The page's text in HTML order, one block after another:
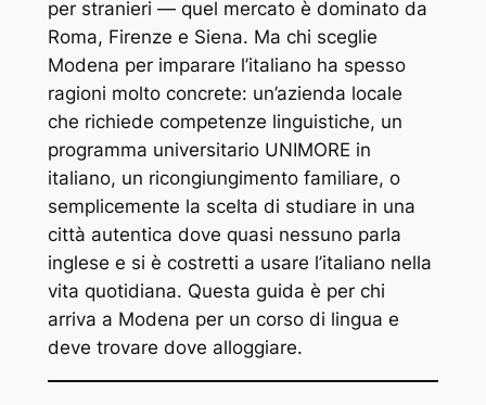
per stranieri — quel mercato è dominato da
Roma, Firenze e Siena. Ma chi sceglie
Modena per imparare l’italiano ha spesso
ragioni molto concrete: un’azienda locale
che richiede competenze linguistiche, un
programma universitario UNIMORE in
italiano, un ricongiungimento familiare, o
semplicemente la scelta di studiare in una
città autentica dove quasi nessuno parla
inglese e si è costretti a usare l’italiano nella
vita quotidiana. Questa guida è per chi
arriva a Modena per un corso di lingua e
deve trovare dove alloggiare.